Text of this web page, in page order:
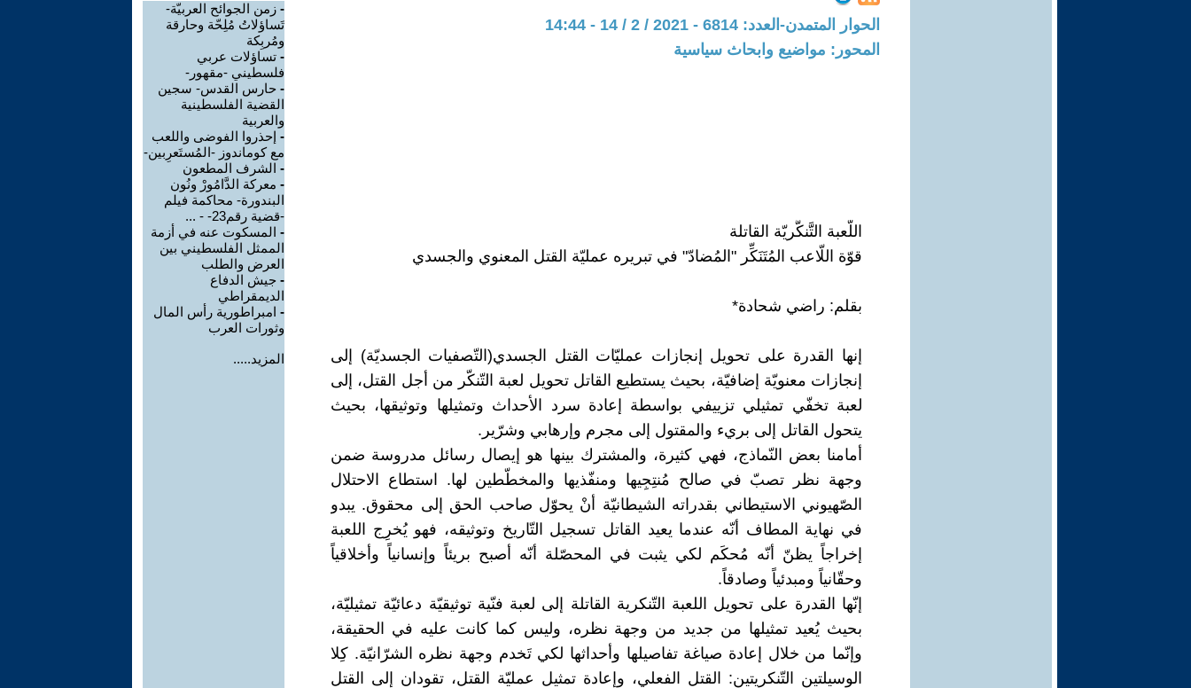
الحوار المتمدن-العدد: 6814 - 2021 / 2 / 14 - 14:44
المحور: مواضيع وابحاث سياسية
اللُّعبة التَّنكُّريّة القاتلة
قوّة اللّاعب المُتَنَكِّر "المُضادّ" في تبريره عمليّة القتل المعنوي والجسدي
بقلم: راضي شحادة*
إنها القدرة على تحويل إنجازات عمليّات القتل الجسدي(التّصفيات الجسديّة) إلى
إنجازات معنويّة إضافيّة، بحيث يستطيع القاتل تحويل لعبة التّنكّر من أجل القتل، إلى
لعبة تخفّي تمثيلي تزييفي بواسطة إعادة سرد الأحداث وتمثيلها وتوثيقها، بحيث
يتحول القاتل إلى بريء والمقتول إلى مجرم وإرهابي وشرّير.
أمامنا بعض النّماذج، فهي كثيرة، والمشترك بينها هو إيصال رسائل مدروسة ضمن
وجهة نظر تصبّ في صالح مُنتِجِيها ومنفّذيها والمخطّطين لها. استطاع الاحتلال
الصّهيوني الاستيطاني بقدراته الشيطانيّة أنْ يحوّل صاحب الحق إلى محقوق. يبدو
في نهاية المطاف أنّه عندما يعيد القاتل تسجيل التّاريخ وتوثيقه، فهو يُخرِج اللعبة
إخراجاً يظنّ أنّه مُحكَم لكي يثبت في المحصّلة أنّه أصبح بريئاً وإنسانياً وأخلاقياً
وحقّانياً ومبدئياً وصادقاً.
إنّها القدرة على تحويل اللعبة التّنكرية القاتلة إلى لعبة فنّية توثيقيّة دعائيّة تمثيليّة،
بحيث يُعيد تمثيلها من جديد من وجهة نظره، وليس كما كانت عليه في الحقيقة،
وإنّما من خلال إعادة صياغة تفاصيلها وأحداثها لكي تَخدم وجهة نظره الشرّانيّة. كِلا
الوسيلتين التّنكريتين: القتل الفعلي، وإعادة تمثيل عمليّة القتل، تقودان إلى القتل
- زمن الجوائح العربيّة-
تَساؤلاتُ مُلِحّة وحارقة
ومُربِكة
- تساؤلات عربي
فلسطيني -مقهور-
- حارس القدس- سجين
القضية الفلسطينية
والعربية
- إحذروا الفوضى واللعب
مع كوماندوز -المُستَعرِبين-
- الشرف المطعون
- معركة الدَّامُورْ ونُون
البندورة- محاكمة فيلم
-قضية رقم23- - ...
- المسكوت عنه في أزمة
الممثل الفلسطيني بين
العرض والطلب
- جيش الدفاع
الديمقراطي
- امبراطورية رأس المال
وثورات العرب
المزيد.....